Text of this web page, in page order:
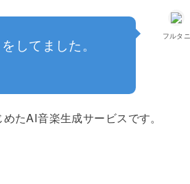
フルタニ
してました。
たAI音楽生成サービスです。